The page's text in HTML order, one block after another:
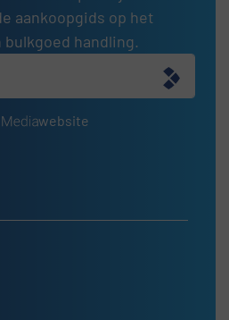
aankoopgids op het
handling.
website